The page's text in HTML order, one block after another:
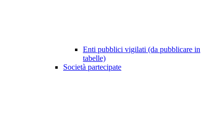
Enti pubblici vigilati (da pubblicare in
tabelle)
Società partecipate